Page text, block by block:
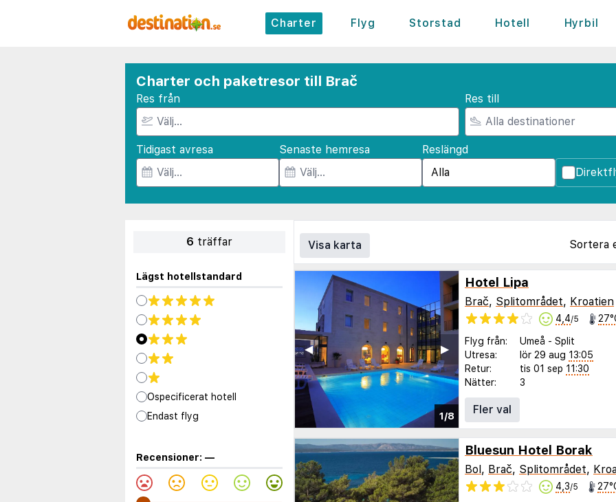
Charter Flyg Storstad Hotell Hyrbil
Charter och paketresor till Brač
Res från Res till
Tidigast avresa Senaste hemresa
Reslängd
6 träffar
Lägst hotellstandard
Ospecificerat hotell
Endast flyg
Recensioner: —
Visa karta Sortera
1/8
▶︎
◀︎
Hotel Lipa
Brač, Splitområdet, Kroatien
4,4/5
Flyg från: Umeå - Split
Utresa:
lör 29 aug 13:05
Retur:
tis 01 sep 11:30
Nätter:
3
Fler val
Bluesun Hotel Borak
Bol, Brač, Splitområdet,
4,3/5